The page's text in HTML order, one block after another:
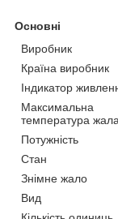
Основні
Виробник
Країна виробник
Індикатор
Максимальна
температура жала
Потужність
Стан
Знімне жало
Вид